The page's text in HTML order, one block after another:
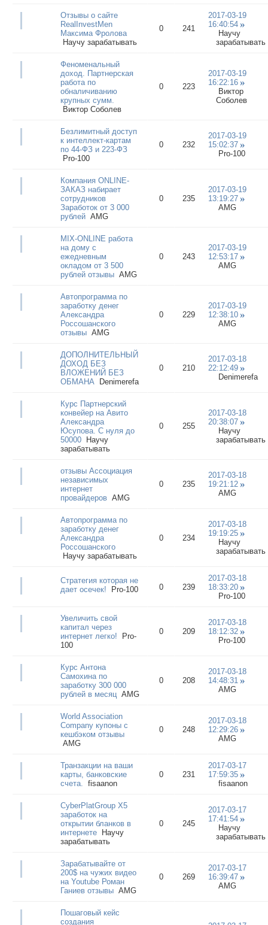
Отзывы о сайте
RealInvestMen
Максима Фролова
Научу зарабатывать
0 241
2017-03-19
16:40:54
Научу
зарабатывать
Феноменальный
доход. Партнерская
работа по
обналичиванию
крупных сумм.
Виктор Соболев
0 223
2017-03-19
16:22:16
Виктор
Соболев
Безлимитный доступ
к интеллект-картам
по 44-ФЗ и 223-ФЗ
Pro-100
0 232
2017-03-19
15:02:37
Pro-100
Компания ONLINE-
ЗАКАЗ набирает
сотрудников
Заработок от 3 000
рублей AMG
0 235
2017-03-19
13:19:27
AMG
MIX-ONLINE работа
на дому с
ежедневным
окладом от 3 500
рублей отзывы AMG
0 243
2017-03-19
12:53:17
AMG
Автопрограмма по
заработку денег
Александра
Россошанского
отзывы AMG
0 229
2017-03-19
12:38:10
AMG
ДОПОЛНИТЕЛЬНЫЙ
ДОХОД БЕЗ
ВЛОЖЕНИЙ БЕЗ
ОБМАНА
Denimerefa
0 210
2017-03-18
22:12:49
Denimerefa
Курс Партнерский
конвейер на Авито
Александра
Юсупова. С нуля до
50000
Научу
зарабатывать
0 255
2017-03-18
20:38:07
Научу
зарабатывать
отзывы Ассоциация
независимых
интернет
провайдеров AMG
0 235
2017-03-18
19:21:12
AMG
Автопрограмма по
заработку денег
Александра
Россошанского
Научу зарабатывать
0 234
2017-03-18
19:19:25
Научу
зарабатывать
Стратегия которая не
дает осечек!
Pro-100 0 239
2017-03-18
18:33:20
Pro-100
Увеличить свой
капитал через
интернет легко!
Pro-
100
0 209
2017-03-18
18:12:32
Pro-100
Курс Антона
Самохина по
заработку 300 000
рублей в месяц AMG
0 208
2017-03-18
14:48:31
AMG
World Association
Company купоны с
кешбэком отзывы
AMG
0 248
2017-03-18
12:29:26
AMG
Транзакции на ваши
карты, банковские
счета.
fisaanon
0 231
2017-03-17
17:59:35
fisaanon
CyberPlatGroup X5
заработок на
открытии бланков в
интернете
Научу
зарабатывать
0 245
2017-03-17
17:41:54
Научу
зарабатывать
Зарабатывайте от
200$ на чужих видео
на Youtube Роман
Ганиев отзывы AMG
0 269
2017-03-17
16:39:47
AMG
Пошаговый кейс
создания